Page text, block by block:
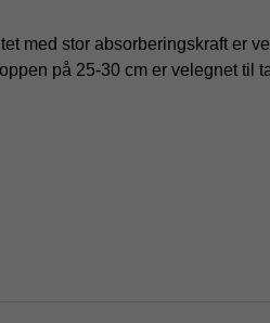
med stor absorberingskraft er
på 25-30 cm er velegnet til